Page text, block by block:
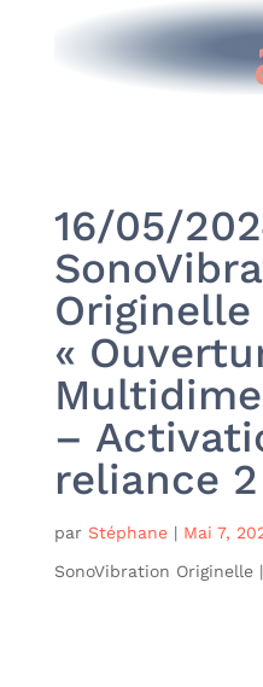
16/05/
«
–
reliance
par Stéphane| Mai 7,
SonoVibration Originelle|